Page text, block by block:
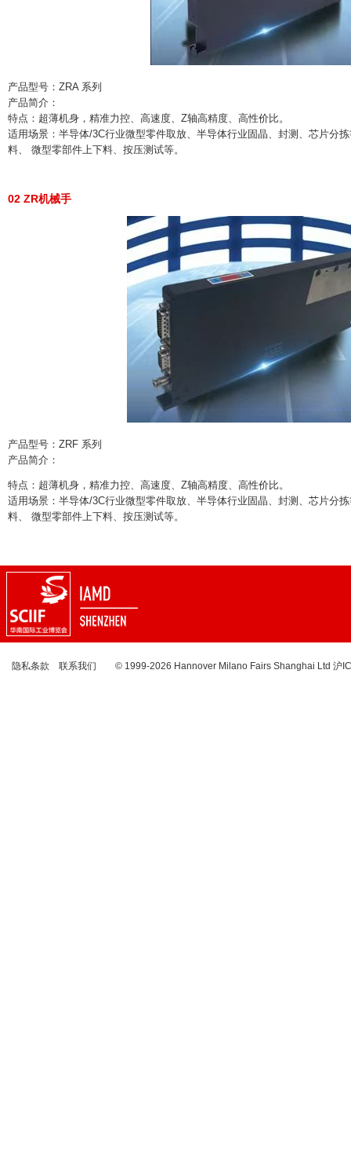
产品型号：ZRA 系列
产品简介：
特点：超薄机身，精准力控、高速度、Z轴高精度、高性价比。
适用场景：半导体/3C行业微型零件取放、半导体行业固晶、封测、芯片分
料、 微型零部件上下料、按压测试等。
02 ZR机械手
产品型号：ZRF 系列
产品简介：
特点：超薄机身，精准力控、高速度、Z轴高精度、高性价比。
适用场景：半导体/3C行业微型零件取放、半导体行业固晶、封测、芯片分
料、 微型零部件上下料、按压测试等。
隐私条款 联系我们 © 1999-2026 Hannover Milano Fairs Shanghai Ltd 沪